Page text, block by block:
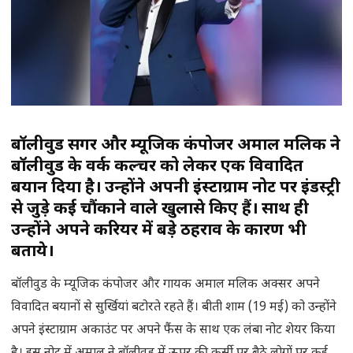
बॉलीवुड सिंगर और म्यूजिक कंपोजर अमाल मलिक ने
बॉलीवुड के वर्क कल्चर को लेकर एक विवादित
बयान दिया है। उन्होंने अपनी इंस्टाग्राम नोट पर इंडस्ट्री
से जुड़े कई चौंकाने वाले खुलासे किए हैं। साथ ही
उन्होंने अपने करियर में बड़े ठहराव के कारण भी
बताये।
बॉलीवुड के म्यूजिक कंपोजर और गायक अमाल मलिक अक्सर अपने
विवादित बयानों से सुर्खियां बटोरते रहते हैं। बीती शाम (19 मई) को उन्होंने
अपने इंस्टाग्राम अकाउंट पर अपने फैंस के साथ एक लंबा नोट शेयर किया